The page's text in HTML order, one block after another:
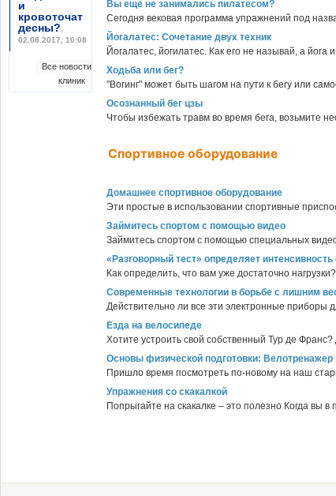
и
кровоточат
десны?,
02.08.2017, 10:08
Все новости
клиник
Вы еще не занимались пилатесом?
Сегодня вековая программа упражнений под
Йогалатес: Сочетание двух техник
Йогалатес, йогилатес. Как его не называй, а
Ходьба или бег?
"Вогинг" может быть шагом на пути к бегу или
Осознанный бег цзы
Чтобы избежать травм во время бега, возьмите
Спортивное оборудование
Домашнее спортивное оборудование
Эти простые в использовании спортивные
Займитесь спортом с помощью видео
Займитесь спортом с помощью специальных
«Разговорный тест» определяет
Как определить, что вам уже достаточно
Современные технологии в борьбе с лишним
Действительно ли все эти электронные приборы
Езда на велосипеде
Хотите устроить свой собственный Тур де
Основы физической подготовки: Велотренажер
Пришло время посмотреть по-новому на наш
Упражнения со скакалкой
Попрыгайте на скакалке – это полезно Когда вы